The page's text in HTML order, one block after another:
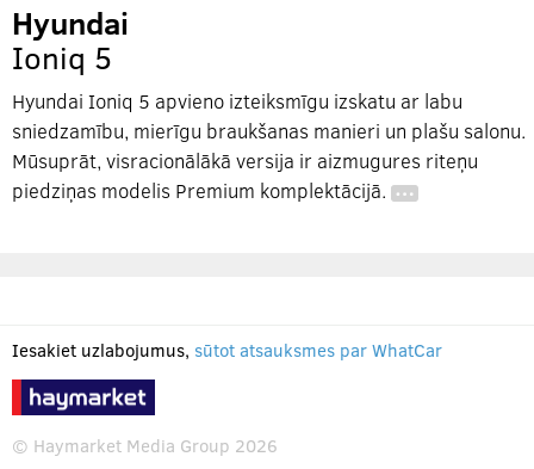
Hyundai
Ioniq 5
Hyundai Ioniq 5 apvieno izteiksmīgu izskatu ar labu
sniedzamību, mierīgu braukšanas manieri un plašu salonu.
Mūsuprāt, visracionālākā versija ir aizmugures riteņu
piedziņas modelis Premium komplektācijā. …
Iesakiet uzlabojumus, sūtot atsauksmes par WhatCar
© Haymarket Media Group 2026